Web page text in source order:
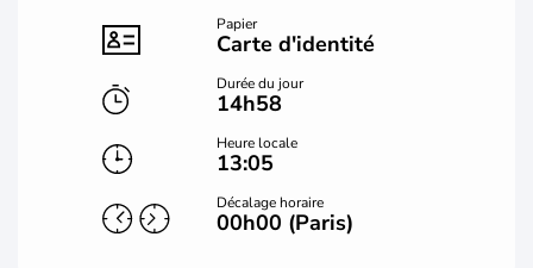
Papier
Carte d'identité
Durée du jour
14h58
Heure locale
13:05
Décalage horaire
00h00 (Paris)